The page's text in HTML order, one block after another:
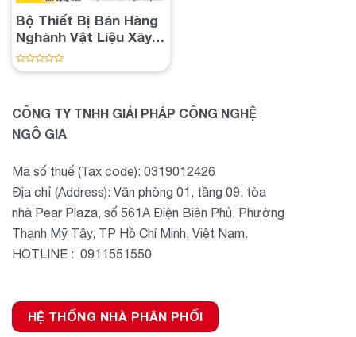
Bộ Thiết Bị Bán Hàng
Nghành Vật Liệu Xây
Dựng
Được
5
sao
CÔNG TY TNHH GIẢI PHÁP CÔNG NGHỆ
NGÔ GIA
Mã số thuế (Tax code): 0319012426
Địa chỉ (Address): Văn phòng 01, tầng 09, tòa
nhà Pear Plaza, số 561A Điện Biên Phủ, Phường
Thạnh Mỹ Tây, TP Hồ Chí Minh, Việt Nam.
HOTLINE : 0911551550
HỆ THỐNG NHÀ PHÂN PHỐI